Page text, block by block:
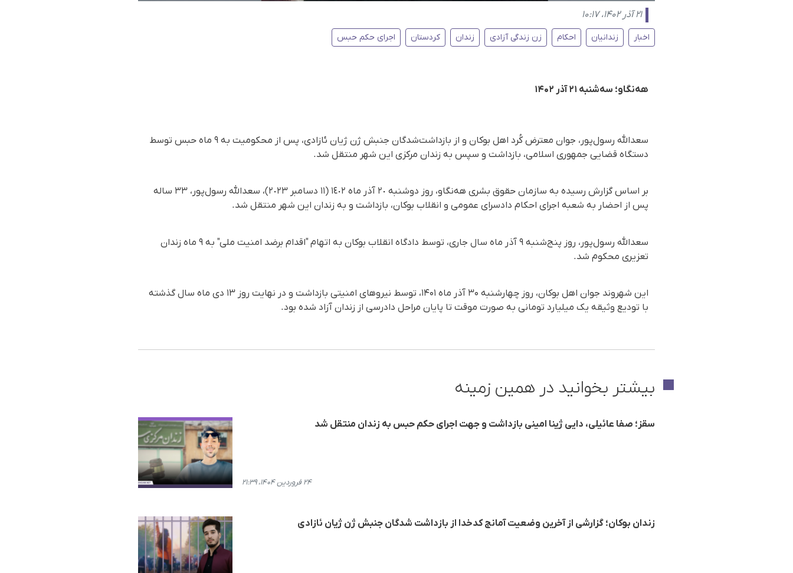
۲۱ آذر ۱۴۰۲، ۱۰:۱۷
اخبار زندانیان احکام زن زندگی آزادی زندان کردستان اجرای حکم حبس
هه‌نگاو؛ سه‌شنبه ۲۱ آذر ۱۴۰۲
سعدالله رسول‌پور، جوان معترض کُرد اهل بوکان و از بازداشت‌شدگان جنبش ژن ژیان ئازادی، پس از محکومیت به ٩ ماه حبس توسط
دستگاه قضایی جمهوری اسلامی، بازداشت و سپس به زندان مرکزی این شهر منتقل شد.
بر اساس گزارش رسیده به سازمان حقوق بشری هه‌نگاو، روز دوشنبه ٢٠ آذر ماه ١٤٠٢ (١١ دسامبر ٢٠٢٣)، سعدالله رسول‌پور، ٣٣ ساله
پس از احضار به شعبه اجرای احکام دادسرای عمومی و انقلاب بوکان، بازداشت و به زندان این شهر منتقل شد.
سعدالله رسول‌پور، روز پنج‌شنبه ٩ آذر ماه سال جاری، توسط دادگاه انقلاب بوکان به اتهام "اقدام برضد امنیت ملی" به ٩ ماه زندان
تعزیری محکوم شد.
این شهروند جوان اهل بوکان، روز چهارشنبه ۳۰ آذر ماه ۱۴۰۱، توسط نیروهای امنیتی بازداشت و در نهایت روز ١٣ دی ماه سال گذشته
با تودیع وثیقه یک میلیارد تومانی به صورت موقت تا پایان مراحل دادرسی از زندان آزاد شده بود.
بیشتر بخوانید در همین زمینه
سقز؛ صفا عائیلی، دایی ژینا امینی بازداشت و جهت اجرای حکم حبس به زندان منتقل شد
۲۴ فروردین ۱۴۰۴، ۲۱:۳۹
زندان بوکان؛ گزارشی از آخرین وضعیت آمانج کدخدا از بازداشت شدگان جنبش ژن ژیان ئازادی